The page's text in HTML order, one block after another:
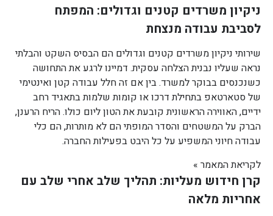
ניקיון משרדים קטנים וגדולים: המפתח
לסביבת עבודה מנצחת
שירותי ניקיון משרדים קטנים וגדולים הם הבסיס השקט והבלתי
נראה שעליו נבנית הצלחה עסקית. דמיינו לרגע את התחושה
כשנכנסים בבוקר למשרד. בין אם זה חלל עבודה קטן ואינטימי
של סטארטאפ בתחילת דרכו או קומות שלמות בתאגיד רחב
ידיים, האווירה הראשונית קובעת את הטון ליום כולו. הריח הרענן,
הברק על המשטחים והסדר המופתי הם לא מותרות, הם כלי
עבודה חיוני המשפיע על כל היבט בפעילות החברה.
לקריאת המאמר »
קרן חידוש מעליות: תהליך שלב אחרי שלב עם
אחריות מלאה